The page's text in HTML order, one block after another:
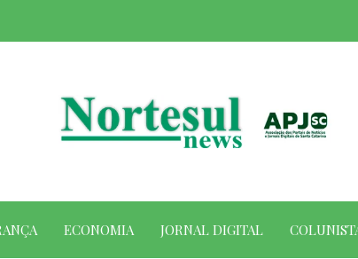
ECONOMIA JORNAL DIGITAL